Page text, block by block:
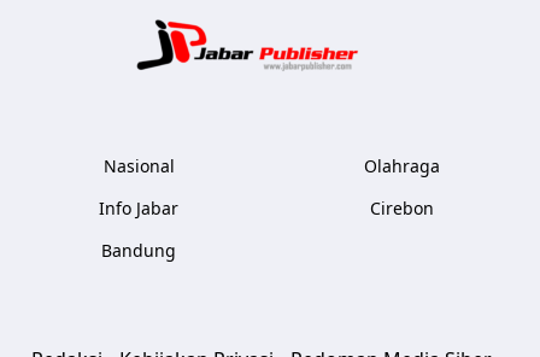
Nasional
Info Jabar
Bandung
Olahraga
Cirebon